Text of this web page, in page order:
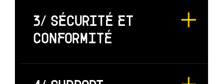
3/ SÉCURITÉ ET
CONFORMITÉ